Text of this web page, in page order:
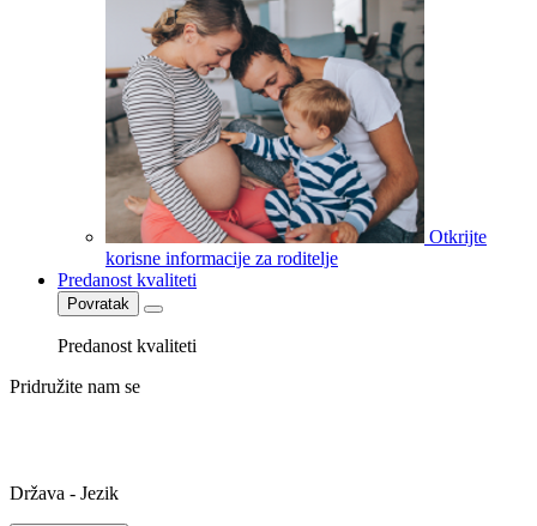
Otkrijte
korisne informacije za roditelje
Predanost kvaliteti
Povratak
Predanost kvaliteti
Pridružite nam se
Država - Jezik